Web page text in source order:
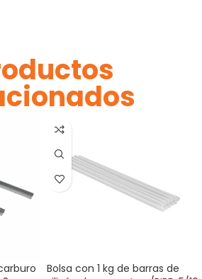
Bolsa con 1 kg de barras de